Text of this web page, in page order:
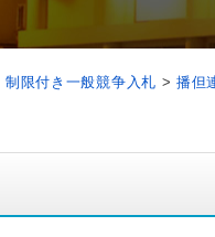
制限付き一般競争入札 >播但